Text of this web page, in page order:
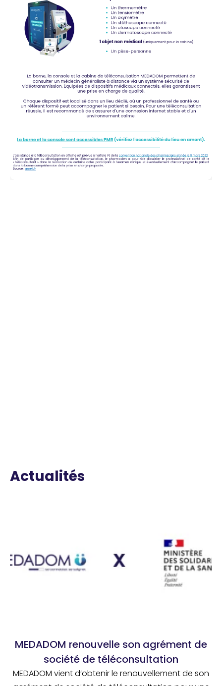
Actualités
MEDADOM renouvelle son agrément de
société de téléconsultation
MEDADOM vient d’obtenir le renouvellement de son